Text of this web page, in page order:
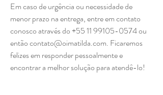
Em caso de urgência ou necessidade de
menor prazo na entrega, entre em contato
conosco através do +55 11 99105-0574 ou
então contato@oimatilda.com. Ficaremos
felizes em responder pessoalmente e
encontrar a melhor solução para atendê-lo!